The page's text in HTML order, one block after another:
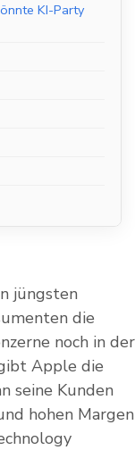
KI-Party
jüngsten
die
noch in der
Apple die
seine Kunden
hohen Margen